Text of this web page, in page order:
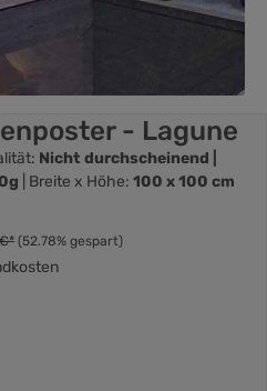
- Lagune
Nicht durchscheinend |
| Breite x Höhe: 100 x 100 cm
(52.78% gespart)